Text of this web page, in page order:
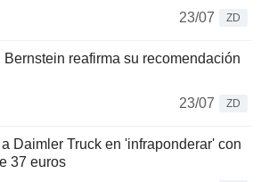
23/07
ZD
reafirma su recomendación
23/07
ZD
Daimler Truck en 'infraponderar' con
37 euros